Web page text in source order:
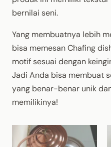
bernilai seni.
Yang membuatnya lebih
bisa memesan Chafing
motif sesuai dengan
Jadi Anda bisa membuat
yang benar-benar unik
memilikinya!